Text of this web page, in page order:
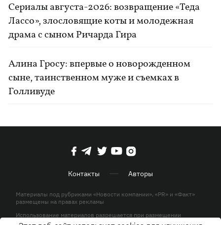
Сериалы августа-2026: возвращение «Теда
Лассо», злословящие коты и молодежная
драма с сыном Ричарда Гира
Алина Гросу: впервые о новорожденном
сыне, таинственном муже и съемках в
Голливуде
Контакты Авторы
Материалы под рубриками «Новости компании», «PR» и «Факт»
размещены на правах рекламы
Использование материалов разрешается при размещении
активной гиперссылки на KP.UA в первом абзаце.